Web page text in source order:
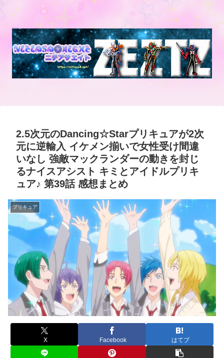
2.5次元のDancing☆Starプリキュアが2次
元に逆輸入 イケメン揃いで女性受け間違
いなし 強敵マックランダーの動きを封じ
るナイスアシスト キミとアイドルプリキ
ュア♪ 第39話 感想まとめ
プリキュア
X Facebook はてブ